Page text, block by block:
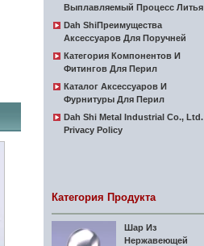
Выплавляемый Процесс Литья
Dah ShiПреимущества
Аксессуаров Для Поручней
Категория Компонентов И
Фитингов Для Перил
Каталог Аксессуаров И
Фурнитуры Для Перил
Dah Shi Metal Industrial Co., Ltd.
Privacy Policy
Категория Продукта
Шар Из
Нержавеющей